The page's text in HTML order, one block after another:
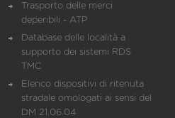
Trasporto delle merci
deperibili - ATP
Database delle località a
supporto dei sistemi RDS
TMC
Elenco dispositivi di ritenuta
stradale omologati ai sensi del
DM 21.06.04